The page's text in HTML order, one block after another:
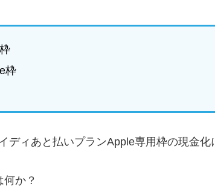
枠
ディあと払いプランApple専用枠の現金化
か？